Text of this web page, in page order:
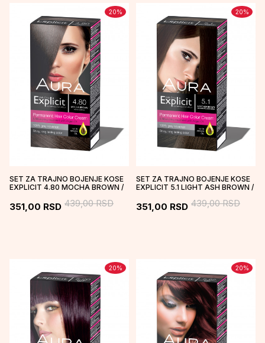
20%
SET ZA TRAJNO BOJENJE KOSE
EXPLICIT 4.80 MOCHA BROWN /
351,00 RSD 439,00RSD
20%
SET ZA TRAJNO BOJENJE KOSE
EXPLICIT 5.1 LIGHT ASH BROWN /
351,00 RSD 439,00RSD
20% 20%